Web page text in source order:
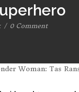
/ 0 Comment